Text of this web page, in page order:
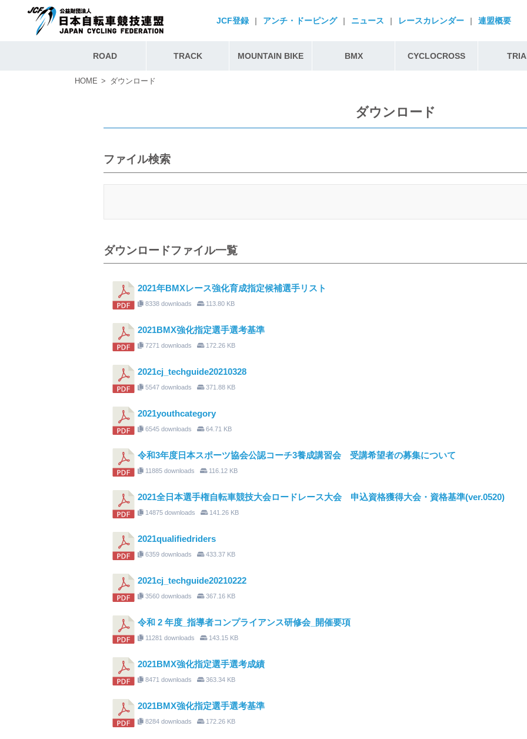
JCF登録 | アンチ・ドーピング | ニュース | レースカレンダー | 連盟概要
ROAD TRACK MOUNTAIN BIKE BMX CYCLOCROSS
HOME ダウンロード
ダウンロード
ファイル検索
ダウンロードファイル一覧
2021年BMXレース強化育成指定候補選手リスト
8338 downloads 113.80 KB
2021BMX強化指定選手選考基準
7271 downloads 172.26 KB
2021cj_techguide20210328
5547 downloads 371.88 KB
2021youthcategory
6545 downloads 64.71 KB
令和3年度日本スポーツ協会公認コーチ3養成講習会 受講希望者の募集について
11885 downloads 116.12 KB
2021全日本選手権自転車競技大会ロードレース大会 申込資格獲得大会・資格基準(ver.0520)
14875 downloads 141.26 KB
2021qualifiedriders
6359 downloads 433.37 KB
2021cj_techguide20210222
3560 downloads 367.16 KB
令和 2 年度_指導者コンプライアンス研修会_開催要項
11281 downloads 143.15 KB
2021BMX強化指定選手選考成績
8471 downloads 363.34 KB
2021BMX強化指定選手選考基準
8284 downloads 172.26 KB